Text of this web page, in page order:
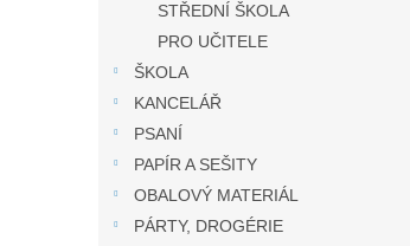
STŘEDNÍ ŠKOLA
PRO UČITELE
ŠKOLA
KANCELÁŘ
PSANÍ
PAPÍR A SEŠITY
OBALOVÝ MATERIÁL
PÁRTY, DROGÉRIE